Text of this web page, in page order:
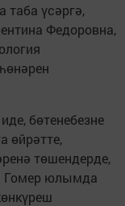
таба үсәргә,
Федоровна,
бөтенебезне
өйрәтте,
төшендерде,
Гомер юлымда